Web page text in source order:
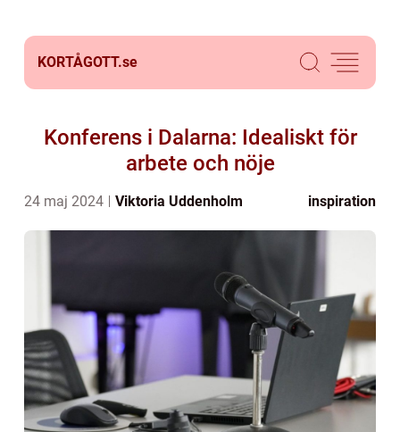
KORTÅGOTT.se
Konferens i Dalarna: Idealiskt för
arbete och nöje
24 maj 2024 Viktoria Uddenholm inspiration